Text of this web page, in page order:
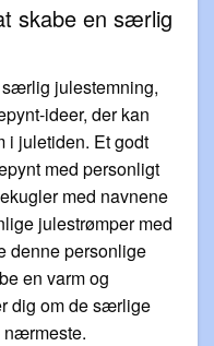
skabe en særlig
julestemning,
ideer, der kan
i juletiden. Et godt
med personligt
med navnene
julestrømper med
denne personlige
en varm og
dig om de særlige
nærmeste.